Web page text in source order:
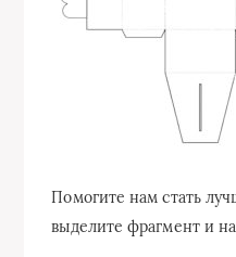
Помогите нам стать
выделите фрагмент и